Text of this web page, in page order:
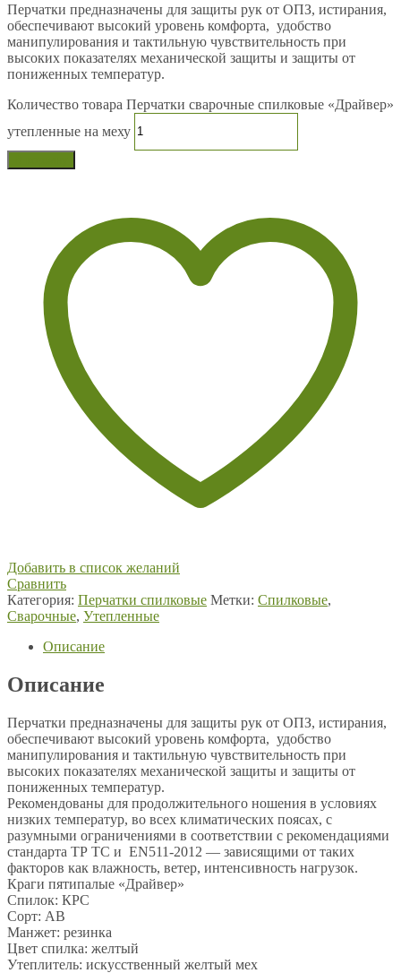
Перчатки предназначены для защиты рук от ОПЗ, истирания,
обеспечивают высокий уровень комфорта, удобство
манипулирования и тактильную чувствительность при
высоких показателях механической защиты и защиты от
пониженных температур.
Количество товара Перчатки сварочные спилковые «Драйвер»
утепленные на меху
Добавить в список желаний
Сравнить
Категория: Перчатки спилковые Метки: Спилковые,
Сварочные, Утепленные
Описание
Описание
Перчатки предназначены для защиты рук от ОПЗ, истирания,
обеспечивают высокий уровень комфорта, удобство
манипулирования и тактильную чувствительность при
высоких показателях механической защиты и защиты от
пониженных температур.
Рекомендованы для продолжительного ношения в условиях
низких температур, во всех климатических поясах, с
разумными ограничениями в соответствии с рекомендациями
стандарта ТР ТС и EN511-2012 — зависящими от таких
факторов как влажность, ветер, интенсивность нагрузок.
Краги пятипалые «Драйвер»
Спилок: КРС
Сорт: АВ
Манжет: резинка
Цвет спилка: желтый
Утеплитель: искусственный желтый мех